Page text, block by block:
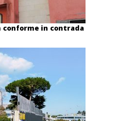
conforme in contrada